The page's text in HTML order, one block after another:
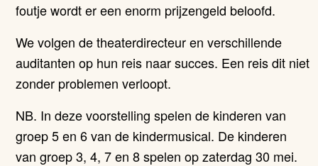
foutje wordt er een enorm prijzengeld beloofd.
We volgen de theaterdirecteur en verschillende
auditanten op hun reis naar succes. Een reis dit niet
zonder problemen verloopt.
NB. In deze voorstelling spelen de kinderen van
groep 5 en 6 van de kindermusical. De kinderen
van groep 3, 4, 7 en 8 spelen op zaterdag 30 mei.